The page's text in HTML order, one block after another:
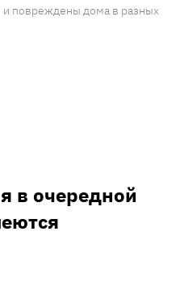
и повреждены дома в разных
в очередной